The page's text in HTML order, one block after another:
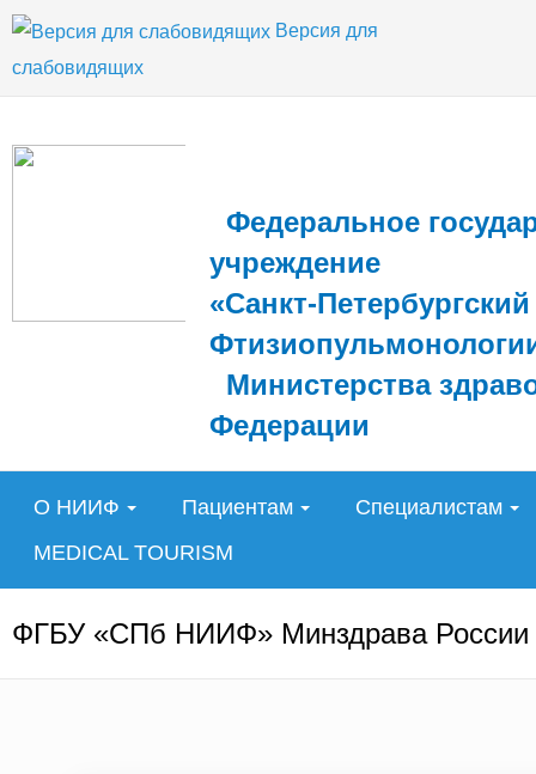
Версия для
слабовидящих
Федеральное
учреждение
«Санкт-
Министерства
Федерации
О НИИФ Пациентам
Специалистам
MEDICAL TOURISM
ФГБУ «СПб НИИФ» Минздрава России